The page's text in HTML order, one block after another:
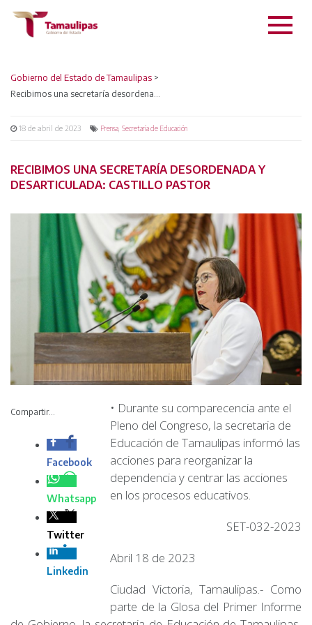
Gobierno del Estado de Tamaulipas >
18 de abril de 2023 Prensa Secretaría de Educación
RECIBIMOS UNA SECRETARÍA DESORDENADA Y
DESARTICULADA: CASTILLO PASTOR
• Durante su
comparecencia ante
el Pleno del
Congreso, la
secretaria de
Educación de
Tamaulipas informó las acciones para reorganizar la
dependencia y centrar las acciones en los procesos
educativos.